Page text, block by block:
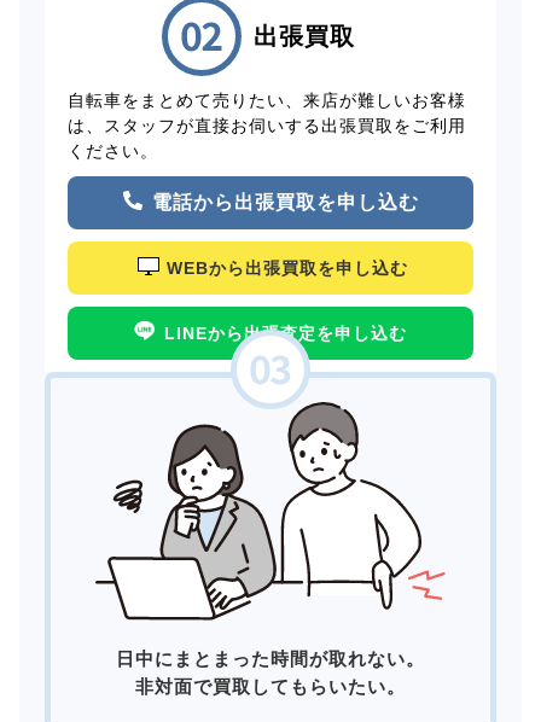
出張買取
自転車をまとめて売りたい、来店が難しいお客様
は、スタッフが直接お伺いする出張買取をご利用
ください。
電話から出張買取を申し込む
WEBから出張買取を申し込む
LINEから出張査定を申し込む
日中にまとまった時間が取れない。
非対面で買取してもらいたい。